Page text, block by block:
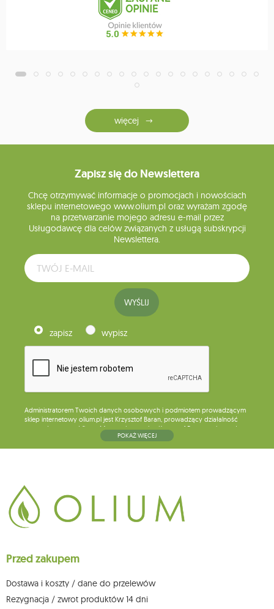
więcej
Zapisz się do Newslettera
Chcę otrzymywać informacje o promocjach i nowościach
sklepu internetowego www.olium.pl oraz wyrażam zgodę
na przetwarzanie mojego adresu e-mail przez
Usługodawcę dla celów związanych z usługą subskrypcji
Newslettera.
WYŚLIJ
zapisz wypisz
Administratorem Twoich danych osobowych i podmiotem prowadzącym
sklep internetowy olium.pl jest Krzysztof Baran, prowadzący działalność
gospodarczą pod firmą: Mouton Interactive Krzysztof Baran wpisaną do
Centralnej Ewidencji i Informacji o Działalności Gospodarczej, adres
głównego miejsca wykonywania działalności w Siedlcach, ul. Starowiejska
Dane będą przetwarzane w celu wysyłki newslettera i przechowywane do
chwili rezygnacji z subskrypcji.
Przysługuje Ci prawo do żądania dostępu do swoich danych osobowych,
ich sprostowania, usunięcia, ograniczenia przetwarzania, wniesienia
sprzeciwu wobec przetwarzania swoich danych oraz prawo do
którego dokonano na podstawie zgody przed jej cofnięciem. W tym celu
możesz kontaktować się z działem obsługi klienta Mouton Interactive pod
Więcej informacji: www.mouton.pl/ODO
POKAŻ WIĘCEJ
Przed zakupem
Dostawa i koszty / dane do przelewów
Rezygnacja / zwrot produktów 14 dni